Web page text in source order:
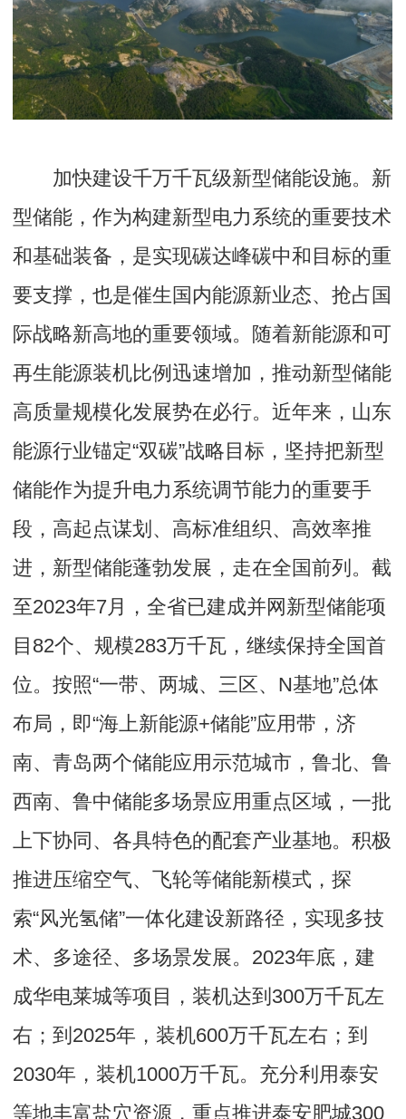
加快建设千万千瓦级新型储能设施。新
型储能，作为构建新型电力系统的重要技术
和基础装备，是实现碳达峰碳中和目标的重
要支撑，也是催生国内能源新业态、抢占国
际战略新高地的重要领域。随着新能源和可
再生能源装机比例迅速增加，推动新型储能
高质量规模化发展势在必行。近年来，山东
能源行业锚定“双碳”战略目标，坚持把新型
储能作为提升电力系统调节能力的重要手
段，高起点谋划、高标准组织、高效率推
进，新型储能蓬勃发展，走在全国前列。截
至2023年7月，全省已建成并网新型储能项
目82个、规模283万千瓦，继续保持全国首
位。按照“一带、两城、三区、N基地”总体
布局，即“海上新能源+储能”应用带，济
南、青岛两个储能应用示范城市，鲁北、鲁
西南、鲁中储能多场景应用重点区域，一批
上下协同、各具特色的配套产业基地。积极
推进压缩空气、飞轮等储能新模式，探
索“风光氢储”一体化建设新路径，实现多技
术、多途径、多场景发展。2023年底，建
成华电莱城等项目，装机达到300万千瓦左
右；到2025年，装机600万千瓦左右；到
2030年，装机1000万千瓦。充分利用泰安
等地丰富盐穴资源，重点推进泰安肥城300